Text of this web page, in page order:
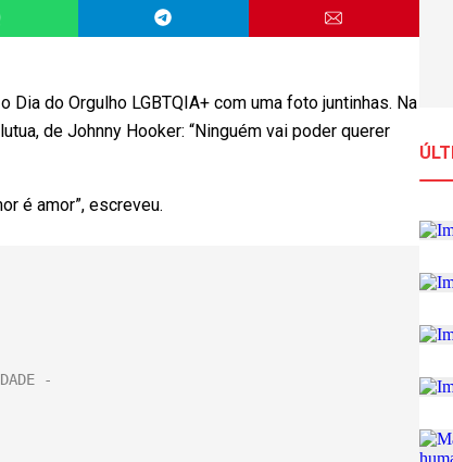
Dia do Orgulho LGBTQIA+ com uma foto juntinhas. Na
de Johnny Hooker: “Ninguém vai poder querer
é amor”, escreveu.